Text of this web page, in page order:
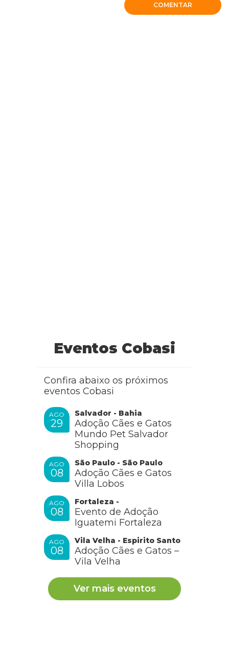
COMENTAR
Eventos Cobasi
Confira abaixo os próximos
eventos Cobasi
AGO
29
Salvador - Bahia
Adoção Cães e Gatos
Mundo Pet Salvador
Shopping
AGO
08
São Paulo - São Paulo
Adoção Cães e Gatos
Villa Lobos
AGO
08
Fortaleza -
Evento de Adoção
Iguatemi Fortaleza
AGO
08
Vila Velha - Espirito Santo
Adoção Cães e Gatos –
Vila Velha
Ver mais eventos